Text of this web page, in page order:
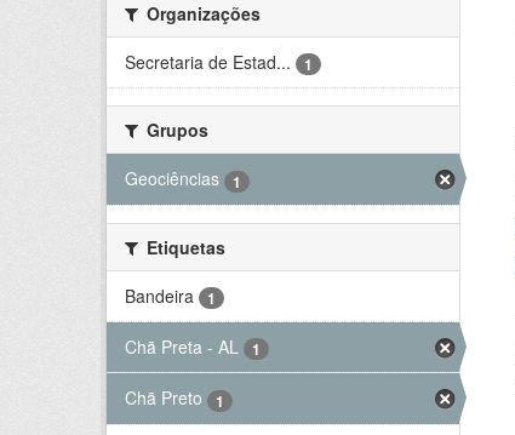
Organizações
Secretaria de Estad...
1
Grupos
Geociências
1
Etiquetas
Bandeira
1
Chã Preta - AL 1
Chã Preto 1